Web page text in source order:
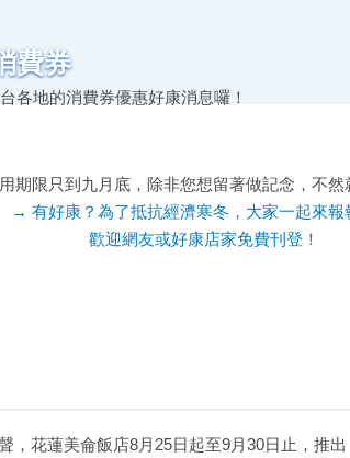
費券
各地的消費券優惠好康消息囉！
期限只到九月底，除非您想留著做記念，不
→ 有好康？為了抵抗經濟寒冬，大家一起來
歡迎網友或好康店家免費刊登！
，花蓮美侖飯店8月25日起至9月30日止，推